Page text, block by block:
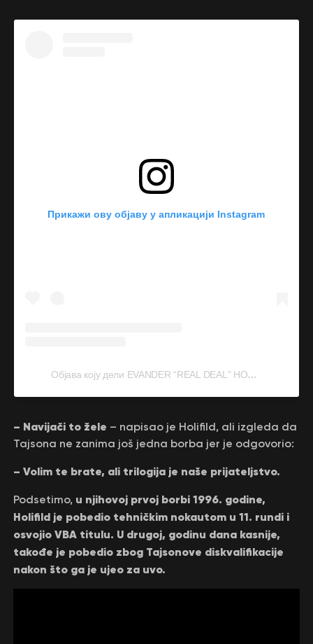
Прикажи ову објаву у апликацији Instagram
Објава коју дели EVANDER “REAL DEAL” HOLYFIELD (@evanderholyfield)
– Navijači to žele – napisao je Holifild, ali izgleda da
Tajsona ne zanima još jedna borba jer je odgovorio:
– Volim te brate, ali trilogija je naše prijateljstvo.
Podsetimo, u njihovoj prvoj borbi 1996. godine,
Holifild je pobedio tehničkim nokautom u 11. rundi i
osvojio VBA titulu. U drugoj, godinu dana kasnije,
takođe je pobedio zbog Tajsonove diskvalifikacije
nakon što ga je ujeo za uvo.